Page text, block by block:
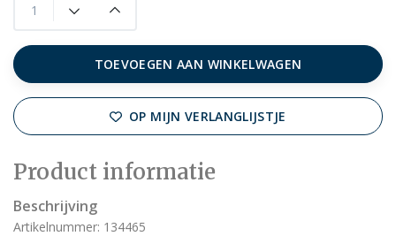
TOEVOEGEN AAN WINKELWAGEN
OP MIJN VERLANGLIJSTJE
Product informatie
Beschrijving
Artikelnummer: 134465